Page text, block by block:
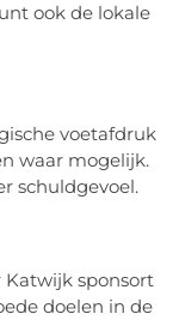
ook de lokale
voetafdruk
waar mogelijk.
schuldgevoel.
sponsort
doelen in de